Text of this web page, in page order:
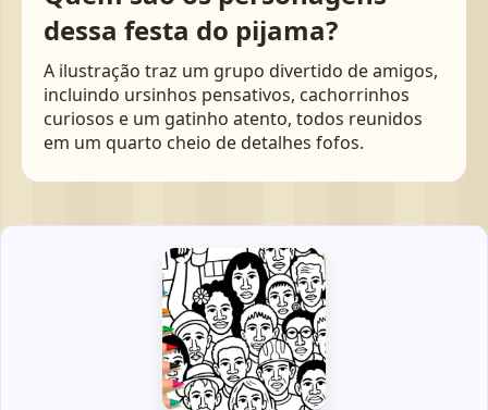
dessa festa do pijama?
A ilustração traz um grupo divertido de amigos,
incluindo ursinhos pensativos, cachorrinhos
curiosos e um gatinho atento, todos reunidos
em um quarto cheio de detalhes fofos.